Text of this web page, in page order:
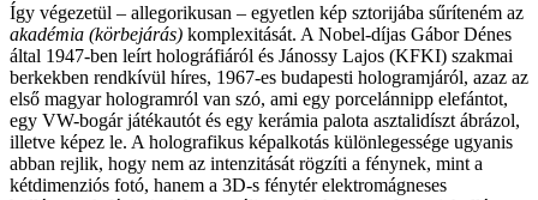
Így végezetül – allegorikusan – egyetlen kép sztorijába sűríteném az
akadémia (körbejárás) komplexitását. A Nobel-díjas Gábor Dénes
által 1947-ben leírt holográfiáról és Jánossy Lajos (KFKI) szakmai
berkekben rendkívül híres, 1967-es budapesti hologramjáról, azaz az
első magyar hologramról van szó, ami egy porcelánnipp elefántot,
egy VW-bogár játékautót és egy kerámia palota asztalidíszt ábrázol,
illetve képez le. A holografikus képalkotás különlegessége ugyanis
abban rejlik, hogy nem az intenzitását rögzíti a fénynek, mint a
kétdimenziós fotó, hanem a 3D-s fénytér elektromágneses